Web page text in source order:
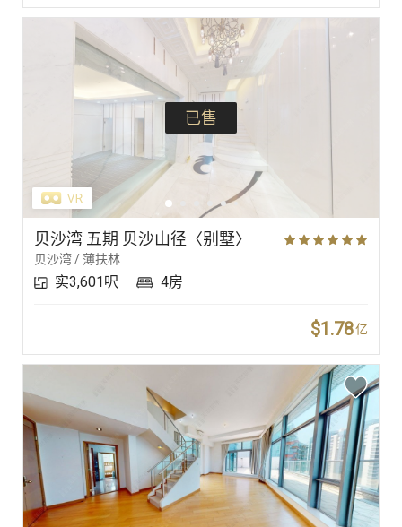
已售
贝沙湾 五期 贝沙山径〈别墅〉
贝沙湾 / 薄扶林
实3,601呎 4房
$1.78亿